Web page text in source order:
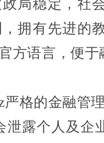
局稳定，社
拥有先进的
方语言，便于
格的金融管
泄露个人及企